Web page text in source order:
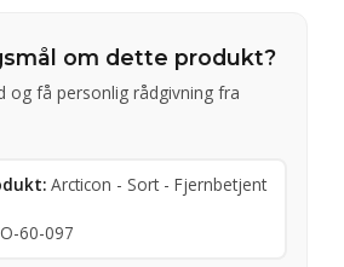
om dette produkt?
og få personlig rådgivning fra
Arcticon - Sort - Fjernbetjent
60-097